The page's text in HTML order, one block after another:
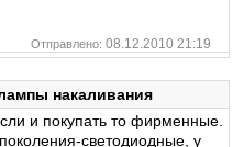
Отправлено: 08.12.2010 21:19
накаливания
и покупать то фирменные.
светодиодные, у